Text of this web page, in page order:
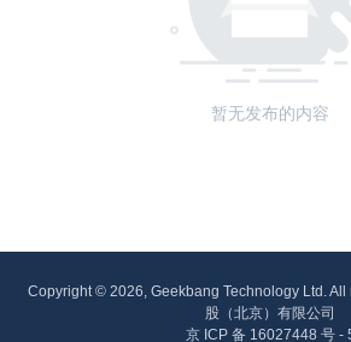
暂无发布的内容
Copyright © 2026, Geekbang Technology Ltd. All
股（北京）有限公司
京 ICP 备 16027448 号 -